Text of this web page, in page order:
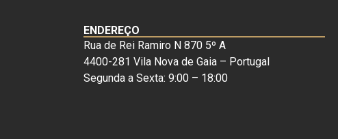
ENDEREÇO
Rua de Rei Ramiro N 870 5º A
4400-281 Vila Nova de Gaia – Portugal
Segunda a Sexta: 9:00 – 18:00